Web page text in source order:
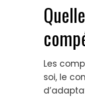
Les
soi, le